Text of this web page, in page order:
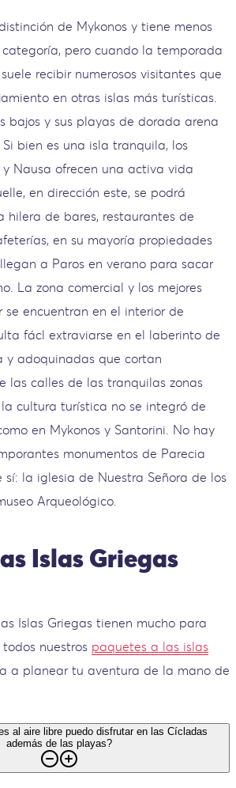
de Mykonos y tiene menos
pero cuando la temporada
recibir numerosos visitantes que
en otras islas más turísticas.
bajos y sus playas de dorada arena
bien es una isla tranquila, los
Nausa ofrecen una activa vida
en dirección este, se podrá
hilera de bares, restaurantes de
en su mayoría propiedades
a Paros en verano para sacar
La zona comercial y los mejores
se encuentran en el interior de
fácl extraviarse en el laberinto de
y adoquinadas que cortan
las calles de las tranquilas zonas
cultura turística no se integró de
en Mykonos y Santorini. No hay
monumentos de Parecia
sí: la iglesia de Nuestra Señora de los
Arqueológico.
Islas Griegas
Islas Griegas tienen mucho para
nuestros paquetes a las islas
a planear tu aventura de la mano de
al aire libre puedo disfrutar en las Cícladas
además de las playas?